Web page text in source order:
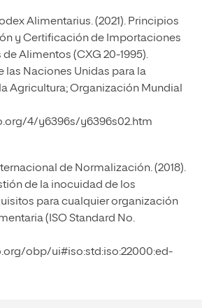
Alimentarius. (2021). Principios
y Certificación de Importaciones
Alimentos (CXG 20-1995).
las Naciones Unidas para la
Agricultura; Organización Mundial
4/y6396s/y6396s02.htm
de Normalización. (2018).
de la inocuidad de los
para cualquier organización
(ISO Standard No.
obp/ui#iso:std:iso:22000:ed-